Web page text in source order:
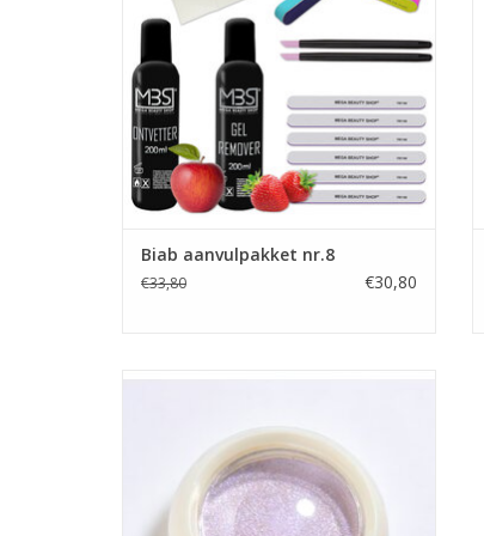
Builder in a Bottle
BIAB Nagel Builder Gel
Groothandel in nagelproducten
Showroom
TOEVOEGEN AAN WINKELWAGEN
Biab aanvulpakket nr.8
€33,80 €30,80
Aurora pearl/cateye poeder
Aurora effect
Cateye poeder
Gellak UV/LED
Gel nagellak